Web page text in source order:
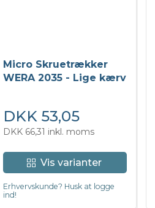
Micro Skruetrækker
WERA 2035 - Lige kærv
DKK 53,05
DKK 66,31 inkl. moms
Vis varianter
Erhvervskunde? Husk at logge
ind!